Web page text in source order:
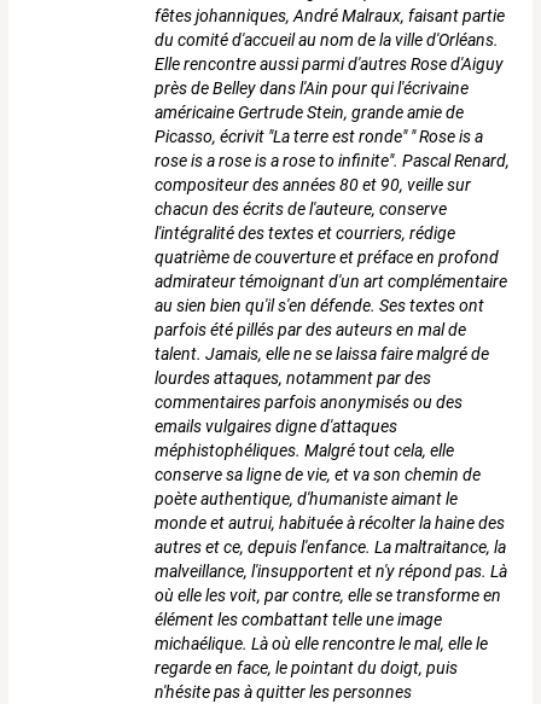
fêtes johanniques, André Malraux, faisant partie
du comité d'accueil au nom de la ville d'Orléans.
Elle rencontre aussi parmi d'autres Rose d'Aiguy
près de Belley dans l'Ain pour qui l'écrivaine
américaine Gertrude Stein, grande amie de
Picasso, écrivit "La terre est ronde" " Rose is a
rose is a rose is a rose to infinite". Pascal Renard,
compositeur des années 80 et 90, veille sur
chacun des écrits de l'auteure, conserve
l'intégralité des textes et courriers, rédige
quatrième de couverture et préface en profond
admirateur témoignant d'un art complémentaire
au sien bien qu'il s'en défende. Ses textes ont
parfois été pillés par des auteurs en mal de
talent. Jamais, elle ne se laissa faire malgré de
lourdes attaques, notamment par des
commentaires parfois anonymisés ou des
emails vulgaires digne d'attaques
méphistophéliques. Malgré tout cela, elle
conserve sa ligne de vie, et va son chemin de
poète authentique, d'humaniste aimant le
monde et autrui, habituée à récolter la haine des
autres et ce, depuis l'enfance. La maltraitance, la
malveillance, l'insupportent et n'y répond pas. Là
où elle les voit, par contre, elle se transforme en
élément les combattant telle une image
michaélique. Là où elle rencontre le mal, elle le
regarde en face, le pointant du doigt, puis
n'hésite pas à quitter les personnes